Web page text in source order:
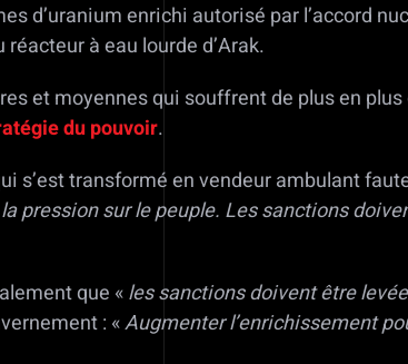
d’uranium enrichi autorisé par l’accord
à eau lourde d’Arak.
et moyennes qui souffrent de plus en
du pouvoir.
s’est transformé en vendeur ambulant
pression sur le peuple. Les sanctions
que «les sanctions doivent être
: «Augmenter l’enrichissement